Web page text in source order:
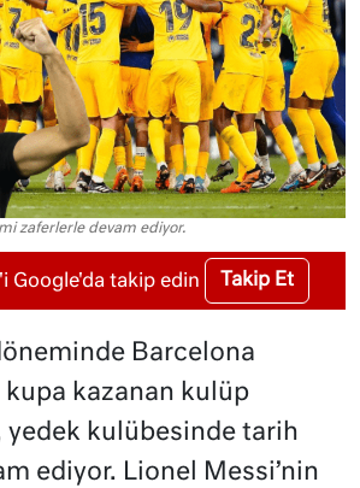
zaferlerle devam ediyor.
Google'da takip edin Takip Et
Barcelona
kupa kazanan kulüp
yedek kulübesinde tarih
ediyor. Lionel Messi’nin